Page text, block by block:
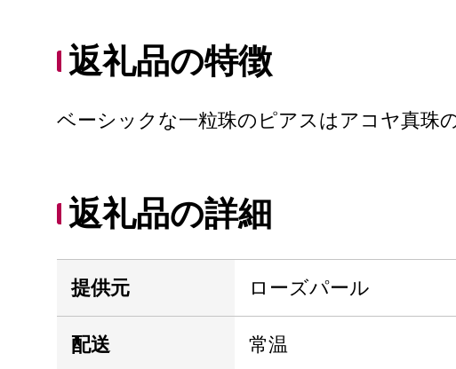
返礼品の特徴
ベーシックな一粒珠のピアスはアコヤ真珠
返礼品の詳細
提供元 ローズパール
配送 常温